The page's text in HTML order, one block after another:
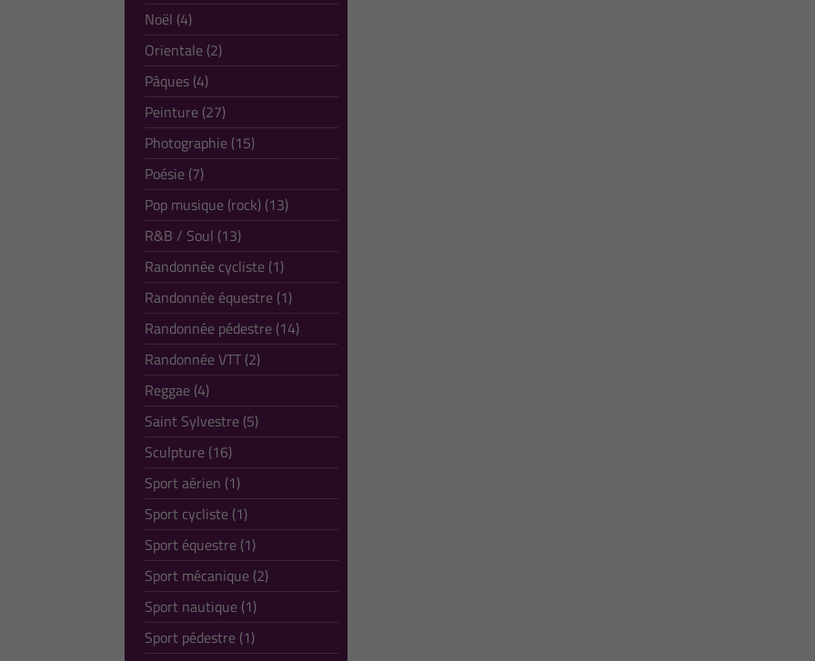
Noël (4)
Orientale (2)
Pâques (4)
Peinture (27)
Photographie (15)
Poésie (7)
Pop musique (rock) (13)
R&B / Soul (13)
Randonnée cycliste (1)
Randonnée équestre (1)
Randonnée pédestre (14)
Randonnée VTT (2)
Reggae (4)
Saint Sylvestre (5)
Sculpture (16)
Sport aérien (1)
Sport cycliste (1)
Sport équestre (1)
Sport mécanique (2)
Sport nautique (1)
Sport pédestre (1)